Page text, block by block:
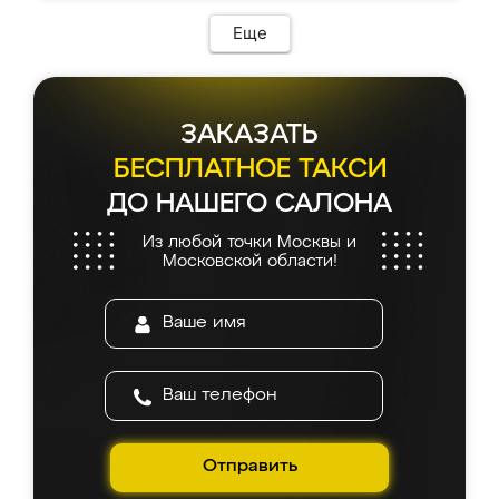
Еще
ЗАКАЗАТЬ
БЕСПЛАТНОЕ ТАКСИ
ДО НАШЕГО САЛОНА
Из любой точки Москвы и
Московской области!
Отправить